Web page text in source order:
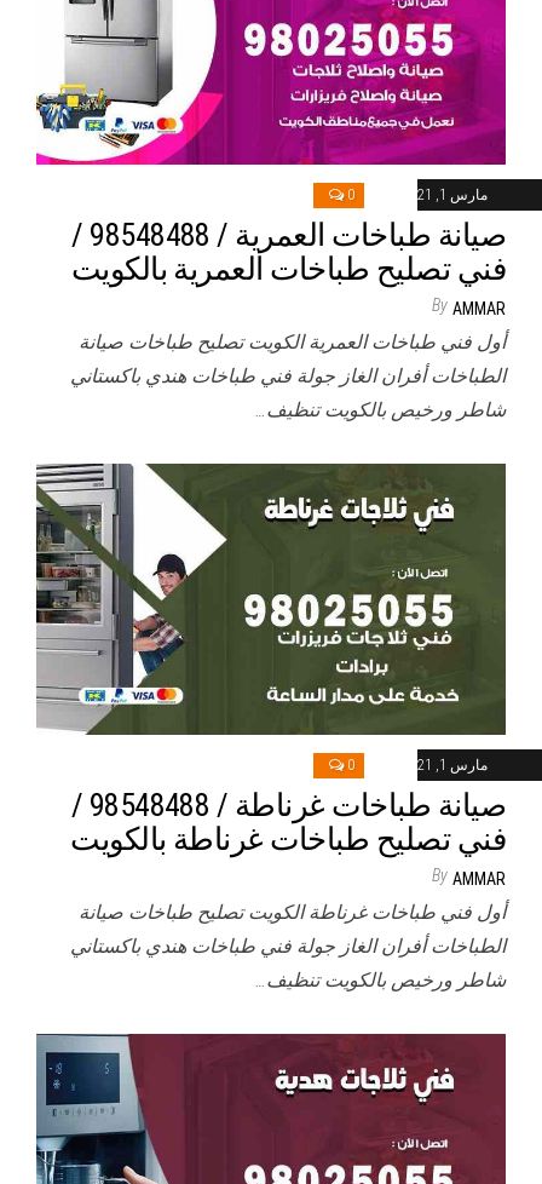
مارس 1, 2021 0
صيانة طباخات العمرية / 98548488 /
فني تصليح طباخات العمرية بالكويت
By AMMAR
أول فني طباخات العمرية الكويت تصليح طباخات صيانة
الطباخات أفران الغاز جولة فني طباخات هندي باكستاني
شاطر ورخيص بالكويت تنظيف…
مارس 1, 2021 0
صيانة طباخات غرناطة / 98548488 /
فني تصليح طباخات غرناطة بالكويت
By AMMAR
أول فني طباخات غرناطة الكويت تصليح طباخات صيانة
الطباخات أفران الغاز جولة فني طباخات هندي باكستاني
شاطر ورخيص بالكويت تنظيف…